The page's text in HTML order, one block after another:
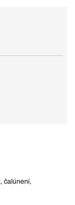
čalúnení,